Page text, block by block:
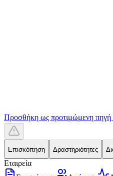
Προσθήκη ως προτιμώμενη πηγή
Επισκόπηση Δραστηριότητες
Εταιρεία